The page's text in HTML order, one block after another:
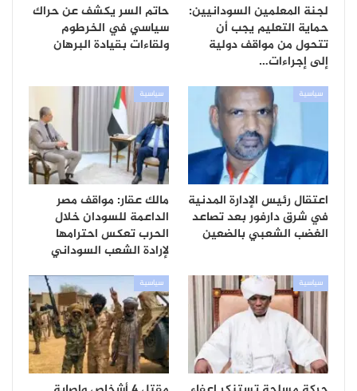
لجنة المعلمين السودانيين:
حماية التعليم يجب أن
تتحول من مواقف دولية
إلى إجراءات…
حاتم السر يكشف عن حراك
سياسي في الخرطوم
ولقاءات بقيادة البرهان
سياسية
اعتقال رئيس الإدارة المدنية
في شرق دارفور بعد تصاعد
الغضب الشعبي بالضعين
سياسية
مالك عقار: مواقف مصر
الداعمة للسودان خلال
الحرب تعكس احترامها
لإرادة الشعب السوداني
سياسية سياسية